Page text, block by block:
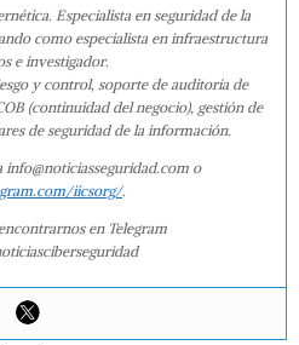
Especialista en seguridad de la
como especialista en infraestructura
e investigador.
y control, soporte de auditoría de
(continuidad del negocio), gestión de
de seguridad de la información.
info@noticiasseguridad.com o
iicsorg/.
en Telegram